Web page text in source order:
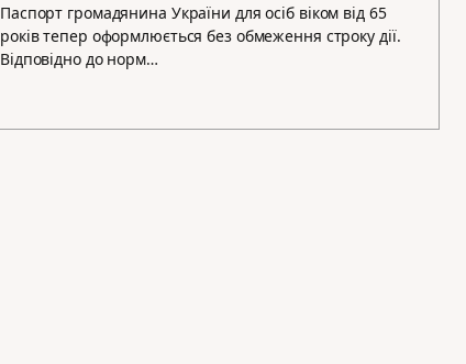
Паспорт громадянина України для осіб віком від 65
років тепер оформлюється без обмеження строку дії.
Відповідно до норм…